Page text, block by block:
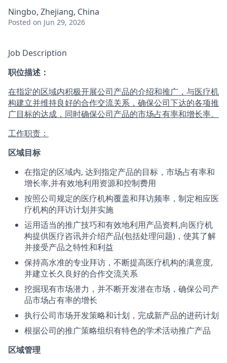
Ningbo, Zhejiang, China
Posted on Jun 29, 2026
Job Description
职位描述：
在指定的区域内积极开展公司产品的介绍和推广，与医疗机
构建立并维持良好的合作交流关系，确保公司下达的各项推
广目标的达成，同时确保公司产品的市场占有率和增长率。
工作职责：
区域目标
在指定的区域内, 达到指定产品的目标，市场占有率和
增长率,并有效地利用资源和控制费用
按照公司规定的医疗机构覆盖和拜访频率，制定相应医
疗机构的拜访计划并实施
运用适当的推广技巧和有效地利用产品资料,向医疗机
构提供医疗咨讯并介绍产品(包括处理问题)，使其了解
并接受产品之特性和利益
保持高水准的专业拜访，不断提高医疗机构的满意度,
并建立长久良好的合作交流关系
挖掘现有市场潜力，并不断开发潜在市场，确保公司产
品市场占有率的增长
执行公司市场开发策略和计划，完成新产品的进药计划
根据公司的推广策略组织有特色的学术活动推广产品
区域管理